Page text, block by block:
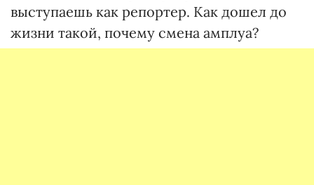
выступаешь как репортер. Как дошел до
жизни такой, почему смена амплуа?